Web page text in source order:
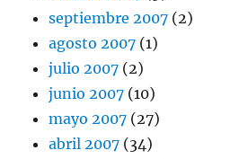
septiembre 2007 (2)
agosto 2007 (1)
julio 2007 (2)
junio 2007 (10)
mayo 2007 (27)
abril 2007 (34)